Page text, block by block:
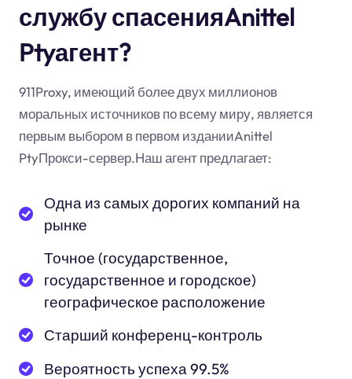
службу спасенияAnittel
Ptyагент?
911Proxy, имеющий более двух миллионов
моральных источников по всему миру, является
первым выбором в первом изданииAnittel
PtyПрокси-сервер.Наш агент предлагает:
Одна из самых дорогих компаний на
рынке
Точное (государственное,
государственное и городское)
географическое расположение
Старший конференц-контроль
Вероятность успеха 99.5%